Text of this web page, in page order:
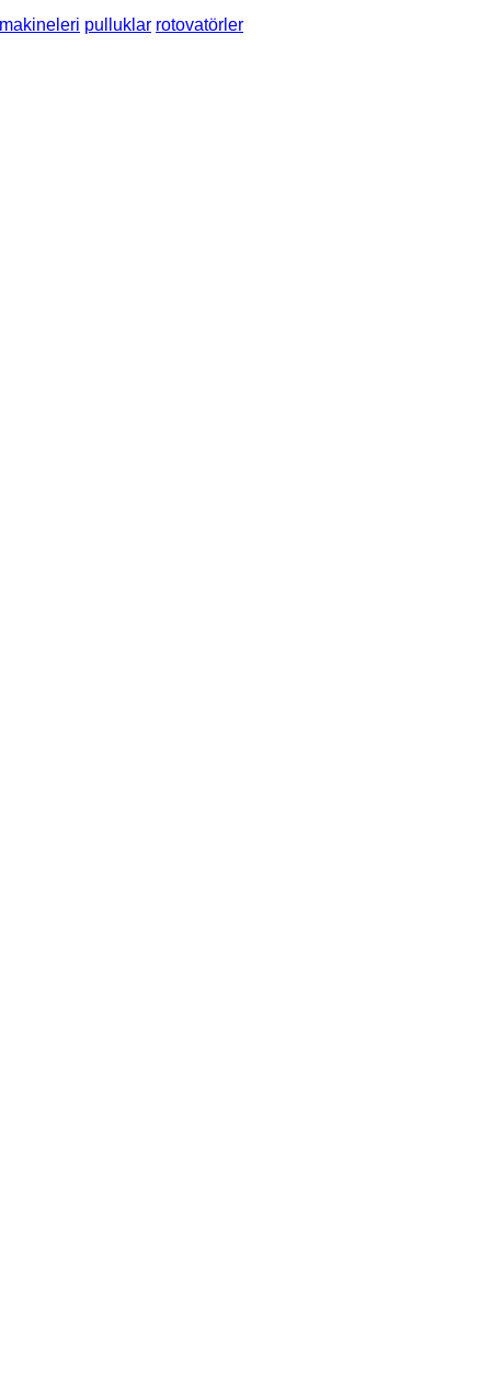
pulluklar rotovatörler